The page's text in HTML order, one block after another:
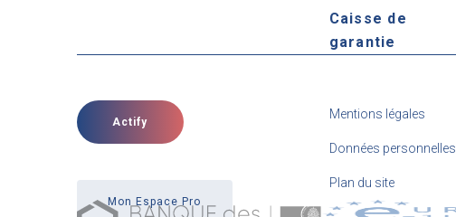
Caisse de
garantie
Actify
Mon Espace Pro
Mentions légales
Données personnelles
Plan du site